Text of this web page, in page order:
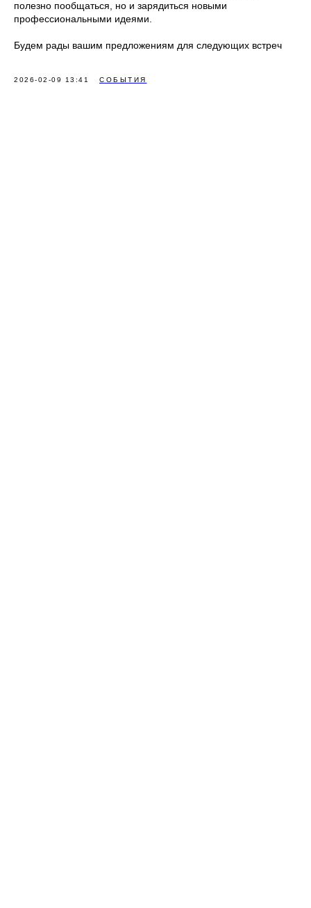
полезно пообщаться, но и зарядиться новыми
профессиональными идеями.
Будем рады вашим предложениям для следующих встреч
2026-02-09 13:41 СОБЫТИЯ